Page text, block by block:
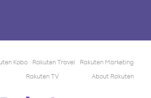
Kobo Rakuten Travel
Rakuten Marketing
Rakuten TV About Rakuten